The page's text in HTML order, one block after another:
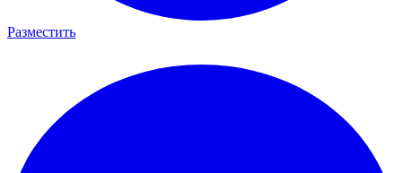
Разместить